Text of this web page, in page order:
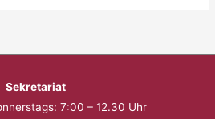
Sekretariat
7:00 – 12.30 Uhr